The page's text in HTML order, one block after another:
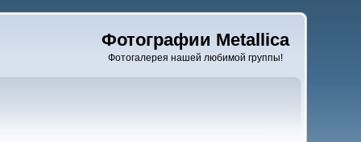
Фотографии Metallica
Фотогалерея нашей любимой группы!